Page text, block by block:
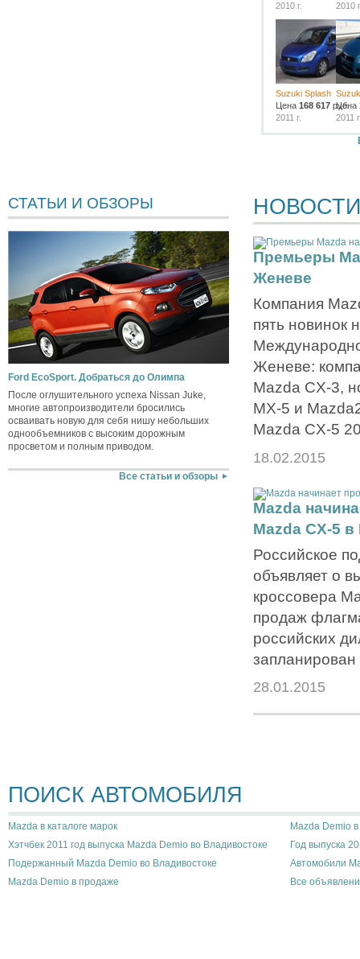
2010 г.
2010
Suzuki Splash
Цена 168 617 руб.
2011 г.
Цена
2011
СТАТЬИ И ОБЗОРЫ
Ford EcoSport. Добраться до Олимпа
После оглушительного успеха Nissan Juke,
многие автопроизводители бросились
осваивать новую для себя нишу небольших
однообъемников с высоким дорожным
просветом и полным приводом.
Все статьи и обзоры
НОВОСТИ
Премьеры
Женеве
Компания
пять новинок
Женеве:
Mazda CX-3,
MX-5 и
Mazda CX-5
18.02.2015
Mazda
Mazda CX-5
Российское
объявляет о
кроссовера
продаж
российских
28.01.2015
ПОИСК АВТОМОБИЛЯ
Mazda в каталоге марок
Mazda Demio
Хэтчбек 2011 год выпуска Mazda Demio во Владивостоке
Год выпуска
Подержанный Mazda Demio во Владивостоке
Автомобили
Mazda Demio в продаже
Все